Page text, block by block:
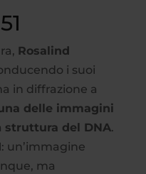
Rosalind
i suoi
in diffrazione a
delle immagini
struttura del DNA.
: un’immagine
ma